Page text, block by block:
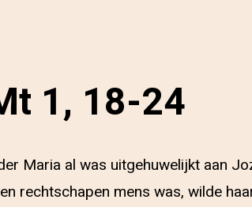
1, 18-24
Maria al was uitgehuwelijkt aan
rechtschapen mens was, wilde